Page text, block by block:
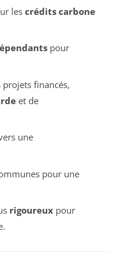
lescrédits carbone
pour
financés,
et de
une
pour une
rigoureuxpour